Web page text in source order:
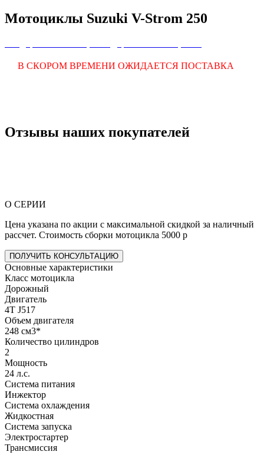
Мотоциклы Suzuki V-Strom 250
В СКОРОМ ВРЕМЕНИ ОЖИДАЕТСЯ ПОСТАВКА
Отзывы наших покупателей
О СЕРИИ
Цена указана по акции с максимальной скидкой за наличный
рассчет. Стоимость сборки мотоцикла 5000 р
ПОЛУЧИТЬ КОНСУЛЬТАЦИЮ
Основные характеристики
Класс мотоцикла
Дорожный
Двигатель
4T J517
Объем двигателя
248 см3*
Количество цилиндров
2
Мощность
24 л.с.
Система питания
Инжектор
Система охлаждения
Жидкостная
Система запуска
Электростартер
Трансмиссия